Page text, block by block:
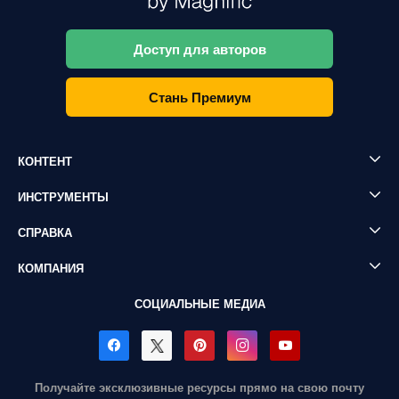
Доступ для авторов
Стань Премиум
КОНТЕНТ
ИНСТРУМЕНТЫ
СПРАВКА
КОМПАНИЯ
СОЦИАЛЬНЫЕ МЕДИА
Получайте эксклюзивные ресурсы прямо на свою почту